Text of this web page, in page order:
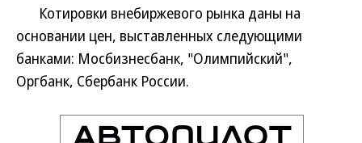
Котировки внебиржевого рынка даны на
основании цен, выставленных следующими
банками: Мосбизнесбанк, "Олимпийский",
Оргбанк, Сбербанк России.